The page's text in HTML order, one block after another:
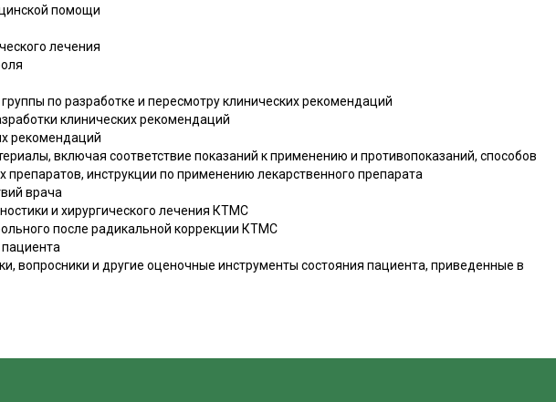
помощи
лечения
по разработке и пересмотру клинических рекомендаций
клинических рекомендаций
рекомендаций
включая соответствие показаний к применению и противопоказаний, способов
препаратов, инструкции по применению лекарственного препарата
врача
и хирургического лечения КТМС
после радикальной коррекции КТМС
вопросники и другие оценочные инструменты состояния пациента, приведенные в